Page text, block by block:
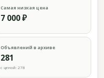
Самая низкая цена
7 000 ₽
Объявлений в архиве
281
с ценой: 278